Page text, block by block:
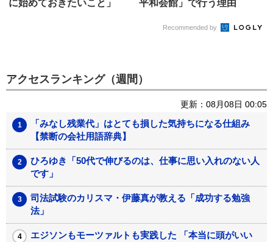
に始めておきたいこと」
平和会館」で行う理由
Recommended by
アクセスランキング（週間）
更新：08月08日 00:05
「みなし残業代」はとても損した気持ちになる仕組み
【禁断の会社用語辞典】
ひろゆき「50代で伸びるのは、仕事に思い入れのない人
です」
司法試験のカリスマ・伊藤真が教える「成功する勉強
法」
エジソンもモーツァルトも実践した 「本当に頭がいい